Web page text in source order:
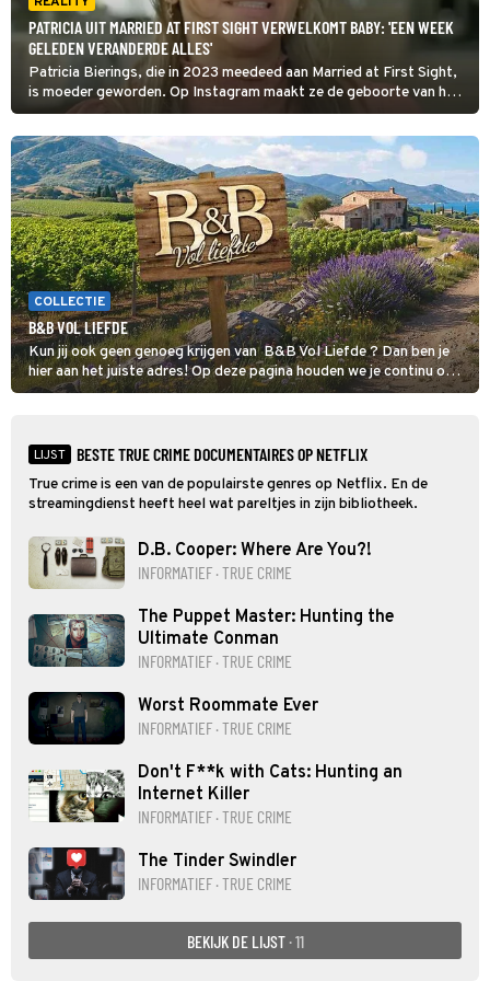
PATRICIA UIT MARRIED AT FIRST SIGHT VERWELKOMT BABY: 'EEN WEEK
GELEDEN VERANDERDE ALLES'
Patricia Bierings, die in 2023 meedeed aan Married at First Sight,
is moeder geworden. Op Instagram maakt ze de geboorte van haar
dochter bekend.
COLLECTIE
B&B VOL LIEFDE
Kun jij ook geen genoeg krijgen van B&B Vol Liefde ? Dan ben je
hier aan het juiste adres! Op deze pagina houden we je continu op
de hoogte van al het nieuws over de datingshow.
LIJST BESTE TRUE CRIME DOCUMENTAIRES OP NETFLIX
True crime is een van de populairste genres op Netflix. En de
streamingdienst heeft heel wat pareltjes in zijn bibliotheek.
D.B. Cooper: Where Are You?!
INFORMATIEF · TRUE CRIME
The Puppet Master: Hunting the
Ultimate Conman
INFORMATIEF · TRUE CRIME
Worst Roommate Ever
INFORMATIEF · TRUE CRIME
Don't F**k with Cats: Hunting an
Internet Killer
INFORMATIEF · TRUE CRIME
The Tinder Swindler
INFORMATIEF · TRUE CRIME
BEKIJK DE LIJST · 11